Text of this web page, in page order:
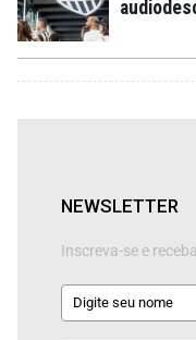
NEWSLETTER
Inscreva-se e